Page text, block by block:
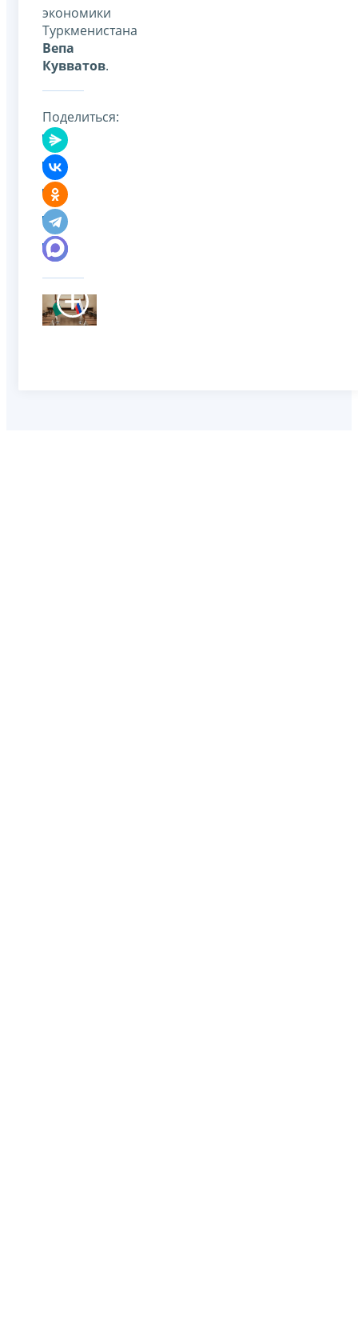
экономики
Туркменистана
Вепа
Кувватов.
Поделиться: